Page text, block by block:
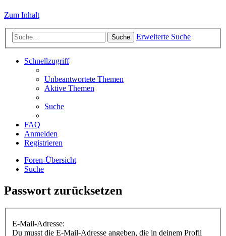
Zum Inhalt
Suche Erweiterte Suche
Schnellzugriff
Unbeantwortete Themen
Aktive Themen
Suche
FAQ
Anmelden
Registrieren
Foren-Übersicht
Suche
Passwort zurücksetzen
E-Mail-Adresse:
Du musst die E-Mail-Adresse angeben, die in deinem Profil